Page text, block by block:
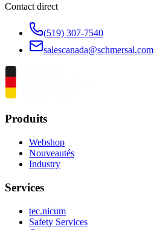
Contact direct
(519) 307-7540
salescanada@schmersal.com
Produits
Webshop
Nouveautés
Industry
Services
tec.nicum
Safety Services